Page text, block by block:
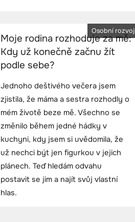
Osobní rozvoj
Moje rodina rozhoduje za mě:
Kdy už konečně začnu žít
podle sebe?
Jednoho deštivého večera jsem
zjistila, že máma a sestra rozhodly o
mém životě beze mě. Všechno se
změnilo během jedné hádky v
kuchyni, kdy jsem si uvědomila, že
už nechci být jen figurkou v jejich
plánech. Teď hledám odvahu
postavit se jim a najít svůj vlastní
hlas.